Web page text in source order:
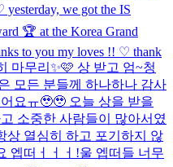
we got the IS
🏆 at the Korea Grand
to you my loves !! ♡ thank
마무리✨🩷 상 받고 엄~청
모든 분들께 하나하나 감사
요ㅠ🥹🥹 오늘 상을 받을
소중한 사람들이 많아서였
상 열심히 하고 포기하지 않
엡떠ㅓㅓㅓ!울 엡떠들 너무